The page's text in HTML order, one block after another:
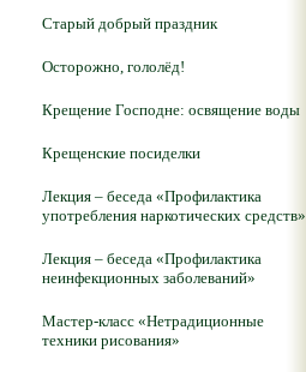
Старый добрый праздник
Осторожно, гололёд!
Крещение Господне: освящение воды
Крещенские посиделки
Лекция – беседа «Профилактика
употребления наркотических средств»
Лекция – беседа «Профилактика
неинфекционных заболеваний»
Мастер-класс «Нетрадиционные
техники рисования»